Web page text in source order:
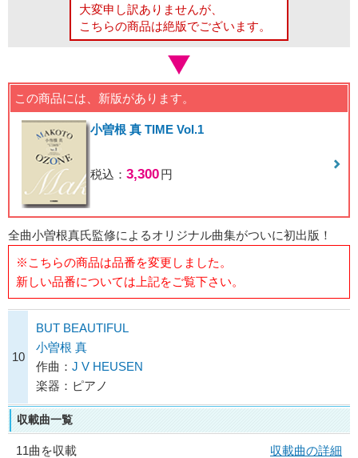
大変申し訳ありませんが、
こちらの商品は絶版でございます。
この商品には、新版があります。
小曽根 真 TIME Vol.1
税込： 3,300円
全曲小曽根真氏監修によるオリジナル曲集がついに初出版！
※こちらの商品は品番を変更しました。
新しい品番については上記をご覧下さい。
10
BUT BEAUTIFUL
小曽根 真
作曲： J V HEUSEN
楽器：ピアノ
収載曲一覧
11曲を収載
収載曲の詳細